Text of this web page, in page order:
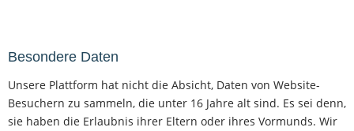
Besondere Daten
Unsere Plattform hat nicht die Absicht, Daten von Website-
Besuchern zu sammeln, die unter 16 Jahre alt sind. Es sei denn,
sie haben die Erlaubnis ihrer Eltern oder ihres Vormunds. Wir